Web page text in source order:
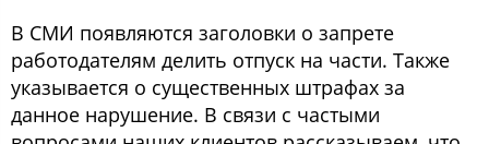
В СМИ появляются заголовки о запрете
работодателям делить отпуск на части. Также
указывается о существенных штрафах за
данное нарушение. В связи с частыми